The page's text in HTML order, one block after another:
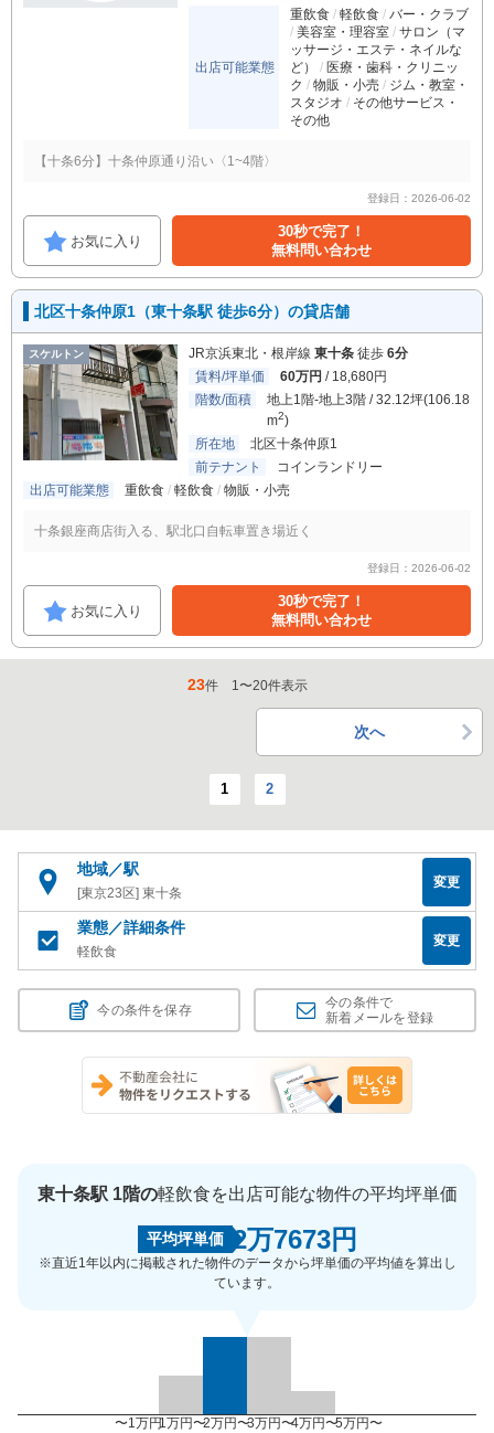
出店可能業態
重飲食 軽飲食
バー・クラブ
美容室・理容室
サロン（マ
ッサージ・エステ・ネイルな
ど）
医療・歯科・クリニッ
ク
物販・小売
ジム・教室・
スタジオ
その他サービス・
その他
【十条6分】十条仲原通り沿い〈1~4階〉
登録日：2026-06-02
お気に入り
30秒で完了！
無料問い合わせ
北区十条仲原1（東十条駅 徒歩6分）の貸店舗
スケルトン JR京浜東北・根岸線 東十条 徒歩 6分
賃料/坪単価
60万円 / 18,680円
階数/面積
地上1階-地上3階 / 32.12坪(106.18
m2)
所在地
北区十条仲原1
前テナント
コインランドリー
出店可能業態
重飲食 軽飲食 物販・小売
十条銀座商店街入る、駅北口自転車置き場近く
登録日：2026-06-02
お気に入り
30秒で完了！
無料問い合わせ
23件 1〜20件表示
次へ
1 2
地域／駅
[東京23区] 東十条
変更
業態／詳細条件
軽飲食
変更
今の条件を保存
今の条件で
新着メールを登録
東十条駅 1階の軽飲食を出店可能な物件の平均坪単価
平均坪単価 2万7673円
※直近1年以内に掲載された物件のデータから坪単価の平均値を算出し
ています。
〜1万円1万円〜2万円〜3万円〜4万円〜5万円〜